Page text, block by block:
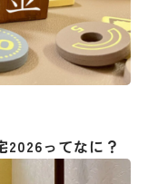
2026ってなに？